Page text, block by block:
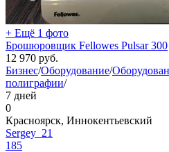
+ Ещё 1 фото
Брошюровщик Fellowes Pulsar 300
12 970 руб.
Бизнес/Оборудование/
полиграфии/
7 дней
0
Красноярск, Иннокентьевский
Sergey_21
185